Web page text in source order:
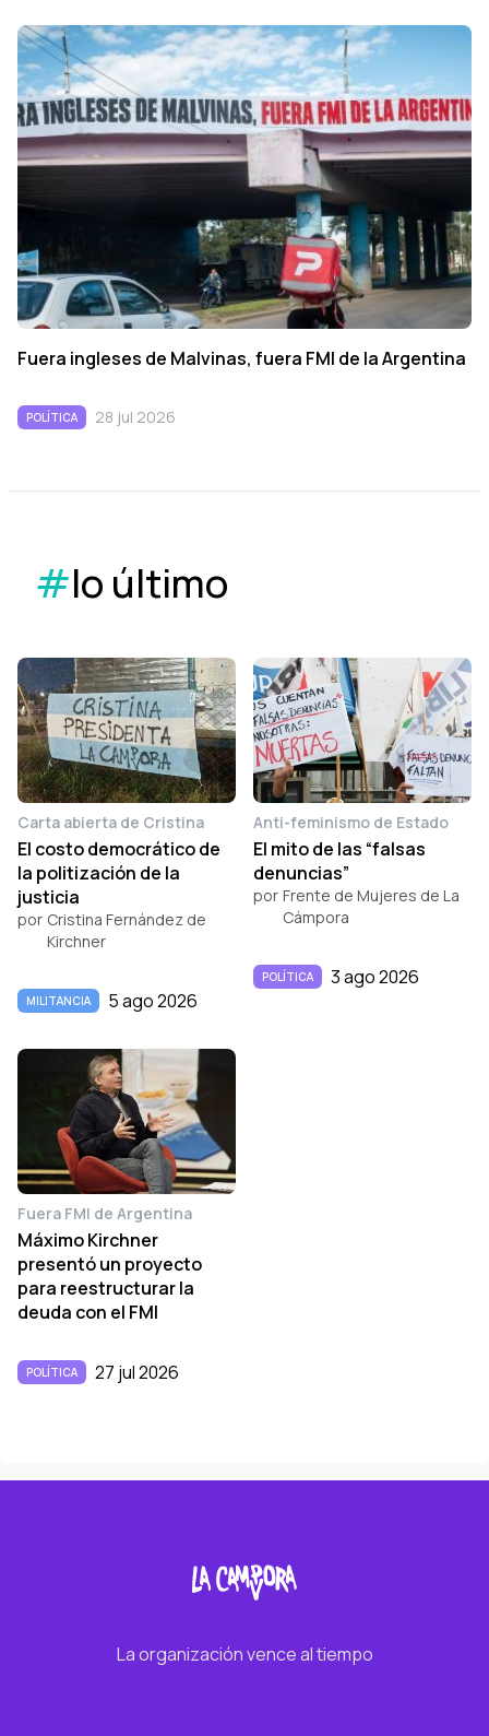
Fuera ingleses de Malvinas, fuera FMI de la Argentina
POLÍTICA 28 jul 2026
#lo último
Carta abierta de Cristina
El costo democrático de
la politización de la
justicia
por Cristina Fernández de
Kirchner
MILITANCIA 5 ago 2026
Anti-feminismo de Estado
El mito de las “falsas
denuncias”
por Frente de Mujeres de La
Cámpora
POLÍTICA 3 ago 2026
Fuera FMI de Argentina
Máximo Kirchner
presentó un proyecto
para reestructurar la
deuda con el FMI
POLÍTICA 27 jul 2026
La organización vence al tiempo